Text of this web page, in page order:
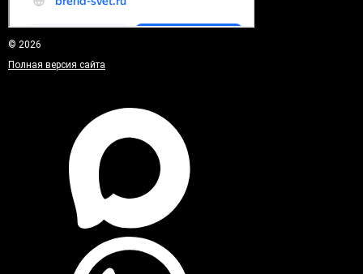
© 2026
Полная версия сайта